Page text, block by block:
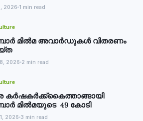
2026 1 min read
മില്‍മ അവാര്‍ഡുകള്‍ വിതരണം
2026 2 min read
കര്‍ഷകര്‍ക്ക്കൈത്താങ്ങായി
മില്‍മയുടെ 49 കോടി
2026 3 min read